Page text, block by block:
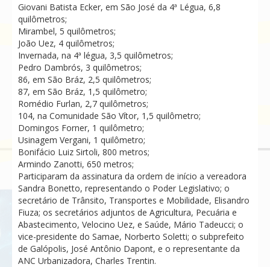
Giovani Batista Ecker, em São José da 4ª Légua, 6,8
quilômetros;
Mirambel, 5 quilômetros;
João Uez, 4 quilômetros;
Invernada, na 4ª légua, 3,5 quilômetros;
Pedro Dambrós, 3 quilômetros;
86, em São Bráz, 2,5 quilômetros;
87, em São Bráz, 1,5 quilômetro;
Romédio Furlan, 2,7 quilômetros;
104, na Comunidade São Vítor, 1,5 quilômetro;
Domingos Forner, 1 quilômetro;
Usinagem Vergani, 1 quilômetro;
Bonifácio Luiz Sirtoli, 800 metros;
Armindo Zanotti, 650 metros;
Participaram da assinatura da ordem de início a vereadora
Sandra Bonetto, representando o Poder Legislativo; o
secretário de Trânsito, Transportes e Mobilidade, Elisandro
Fiuza; os secretários adjuntos de Agricultura, Pecuária e
Abastecimento, Velocino Uez, e Saúde, Mário Tadeucci; o
vice-presidente do Samae, Norberto Soletti; o subprefeito
de Galópolis, José Antônio Dapont, e o representante da
ANC Urbanizadora, Charles Trentin.